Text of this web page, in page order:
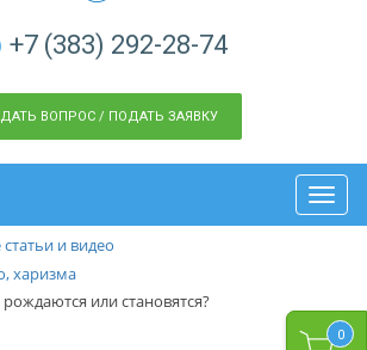
0
+7 (383) 292-28-74
ВОПРОС / ПОДАТЬ ЗАЯВКУ
и видео
харизма
или становятся?